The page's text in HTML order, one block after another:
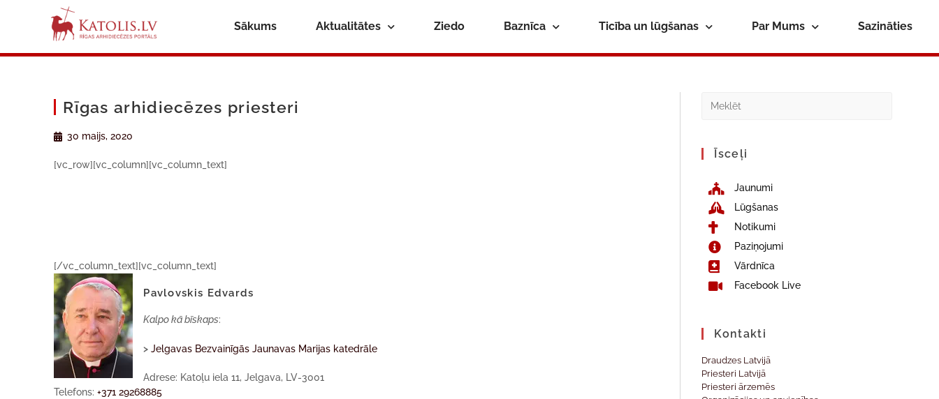
Sākums Aktualitātes Ziedo Baznīca Ticība un lūgšanas Par Mums Sazināties
Rīgas arhidiecēzes priesteri
30 maijs, 2020
[vc_row][vc_column][vc_column_text]
[/vc_column_text][vc_column_text]
Pavlovskis Edvards
Kalpo kā bīskaps:
> Jelgavas Bezvainīgās Jaunavas Marijas katedrāle
Adrese: Katoļu iela 11, Jelgava, LV-3001
Telefons:+371 29268885
Īsceļi
Jaunumi
Lūgšanas
Notikumi
Paziņojumi
Vārdnīca
Facebook Live
Kontakti
Draudzes Latvijā
Priesteri Latvijā
Priesteri ārzemēs